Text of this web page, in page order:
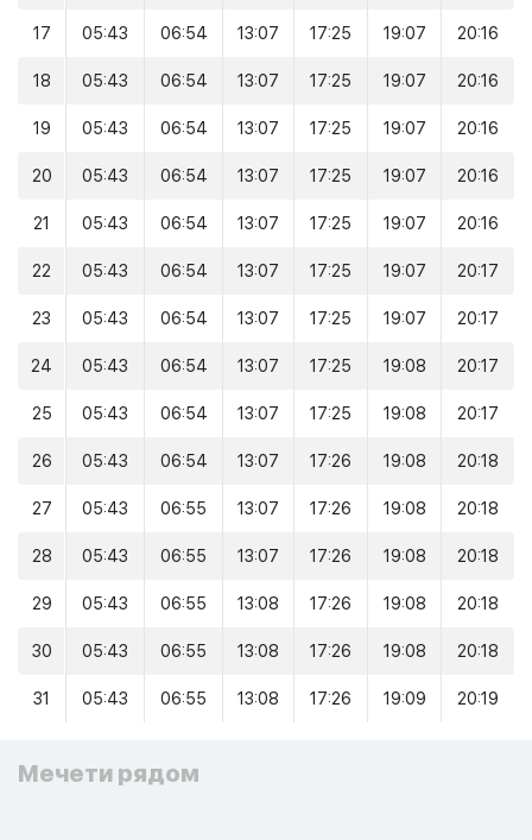
17 05:43 06:54 13:07 17:25 19:07 20:16
18 05:43 06:54 13:07 17:25 19:07 20:16
19 05:43 06:54 13:07 17:25 19:07 20:16
20 05:43 06:54 13:07 17:25 19:07 20:16
21 05:43 06:54 13:07 17:25 19:07 20:16
22 05:43 06:54 13:07 17:25 19:07 20:17
23 05:43 06:54 13:07 17:25 19:07 20:17
24 05:43 06:54 13:07 17:25 19:08 20:17
25 05:43 06:54 13:07 17:25 19:08 20:17
26 05:43 06:54 13:07 17:26 19:08 20:18
27 05:43 06:55 13:07 17:26 19:08 20:18
28 05:43 06:55 13:07 17:26 19:08 20:18
29 05:43 06:55 13:08 17:26 19:08 20:18
30 05:43 06:55 13:08 17:26 19:08 20:18
31 05:43 06:55 13:08 17:26 19:09 20:19
Мечети рядом